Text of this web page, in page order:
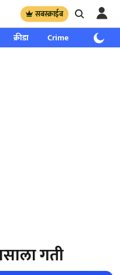
सबस्क्राईब
क्रीडा Crime साप्ताहिक
गती